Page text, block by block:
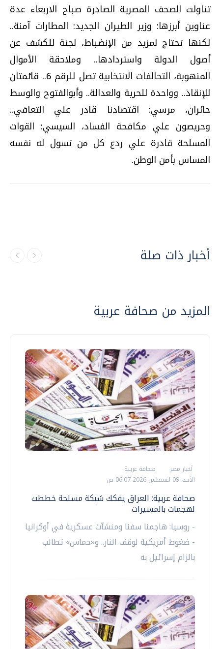
تناولت الصحف المصرية الصادرة صباح الاربعاء عدة
عناوين أبرزها: وزير الطيران الجديد: المطارات آمنة‏..‏
لكنها تحتاج لمزيد من الإنضباط‏، لجنة للكشف عن
أصول الدولة واستردادها‏..‏ وملاحقة الأموال
المنهوبة، التحالفات الانتخابية تصل للرقم 6.. قائمتان
للإنقاذ.. وواحدة للحرية والعدالة.. وأبوالفتوح والوسط
حائران، مرسي: اقتصادنا قادر علي التعافي..
وحريصون علي مكافحة الفساد، السيسي‮: ‬القوات
المسلحة قادرة علي ردع كل من تسول له نفسه
المساس بأمن الوطن.
أخبار ذات صلة
المزيد من صحافة عربية
أخبار مصر
صحافة عربية
الأحد، 09 اغسطس 2026 06:07 ص
صحافة عربية: العراق يفكك شبكة مسلحة خططت
لهجمات بالمسيرات
- روسيا: هاجمنا سفنا ومنشآت عسكرية في أوكرانيا
- ضغوط أمريكية لوقف النار.. و«حماس» تطالب
بالزام إسرائيل به